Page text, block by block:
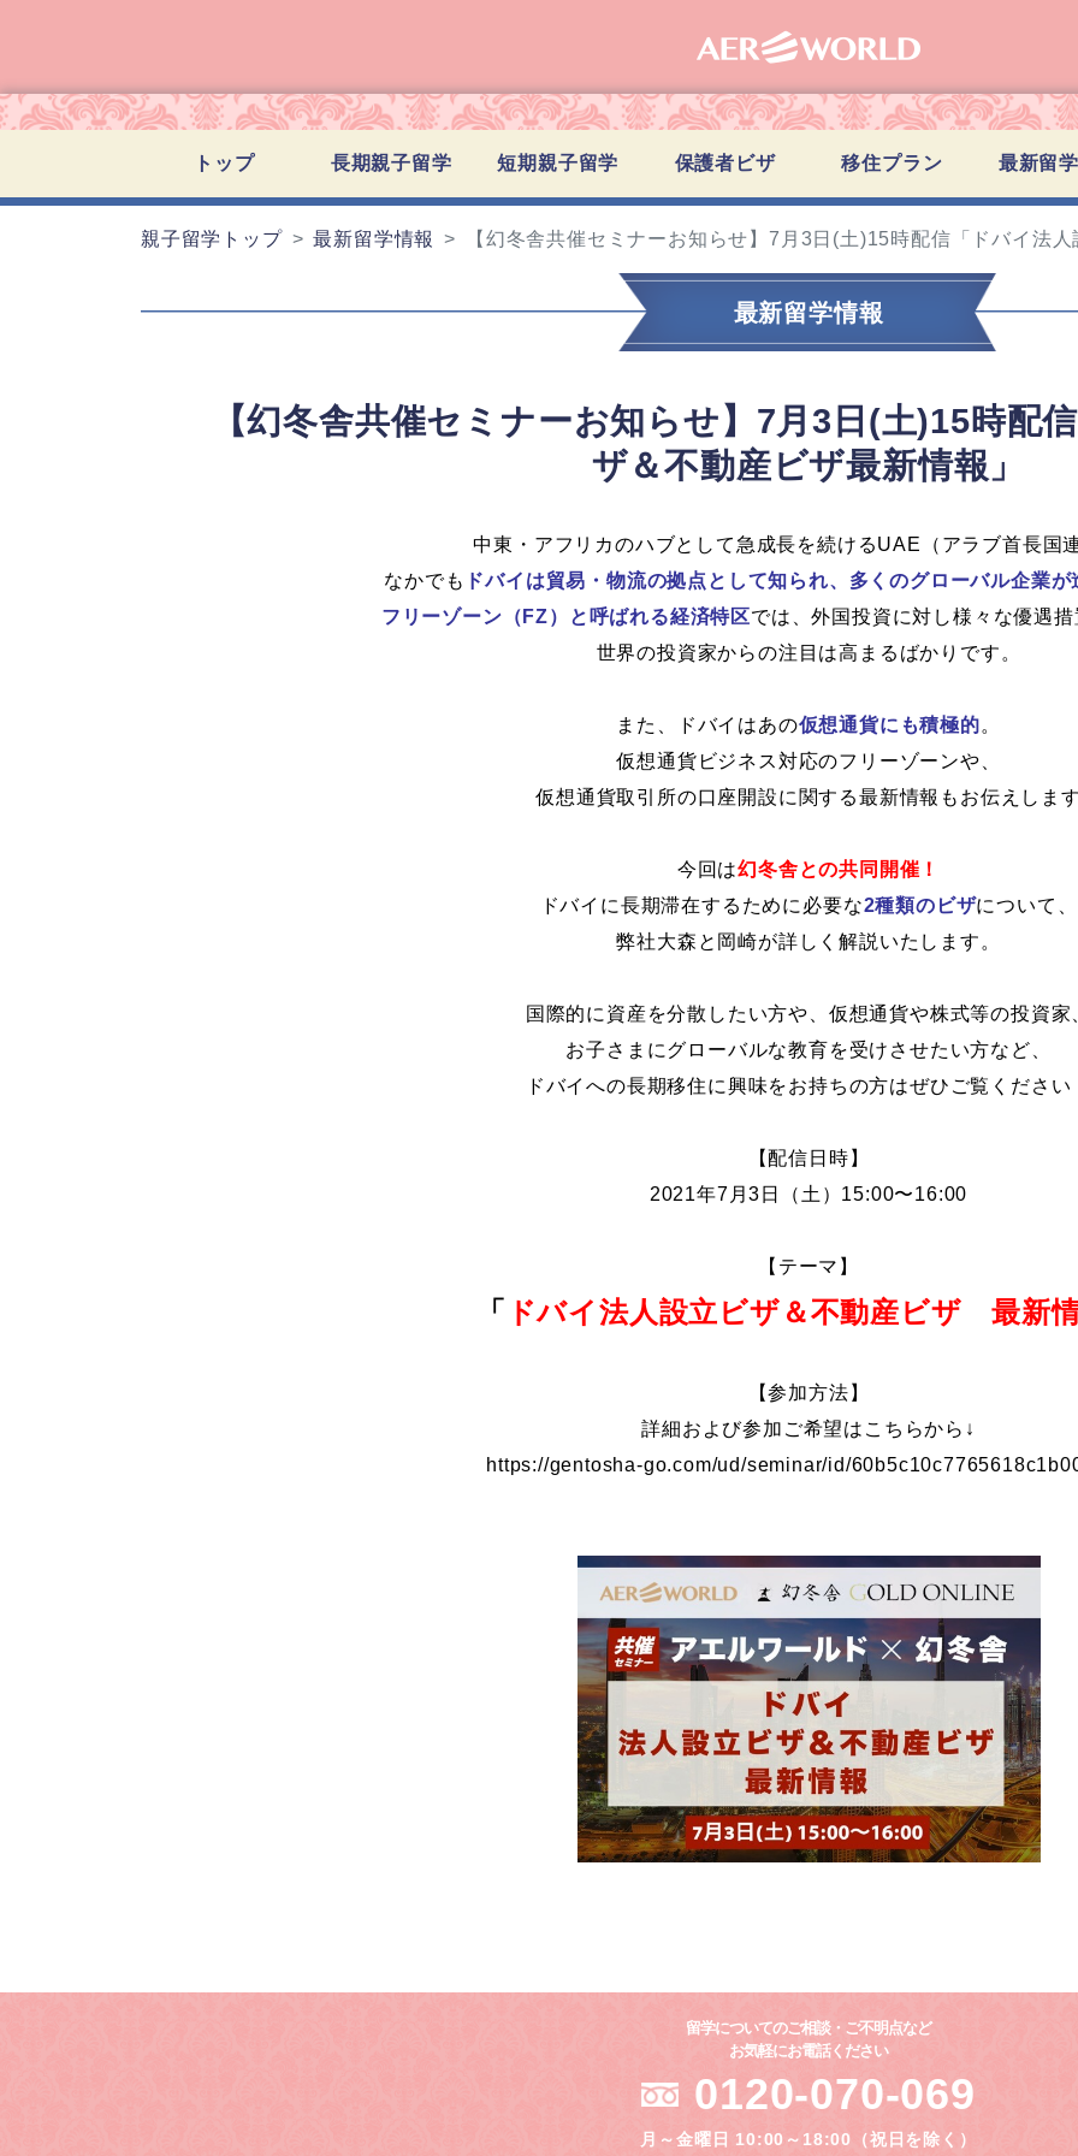
トップ 長期親子留学 短期親子留学 保護者ビザ 移住プラン 最新留
親子留学トップ 最新留学情報 【幻冬舎共催セミナーお知らせ】7月3日(土)15時配信「ドバイ法
最新留学情報
【幻冬舎共催セミナーお知らせ】7月3日(土)15時配
ザ＆不動産ビザ最新情報」
中東・アフリカのハブとして急成長を続けるUAE（アラブ首長国連
なかでも ドバイは貿易・物流の拠点として知られ、多くのグローバル企業が
フリーゾーン（FZ）と呼ばれる経済特区では、外国投資に対し様々な優遇措
世界の投資家からの注目は高まるばかりです。
また、ドバイはあの仮想通貨にも積極的。
仮想通貨ビジネス対応のフリーゾーンや、
仮想通貨取引所の口座開設に関する最新情報もお伝えします
今回は幻冬舎との共同開催！
ドバイに長期滞在するために必要な2種類のビザについて、
弊社大森と岡崎が詳しく解説いたします。
国際的に資産を分散したい方や、仮想通貨や株式等の投資家
お子さまにグローバルな教育を受けさせたい方など、
ドバイへの長期移住に興味をお持ちの方はぜひご覧ください
【配信日時】
2021年7月3日（土）15:00〜16:00
【テーマ】
「 ドバイ法人設立ビザ＆不動産ビザ 最新
【参加方法】
詳細および参加ご希望はこちらから↓
https://gentosha-go.com/ud/seminar/id/
留学についてのご相談・ご不明点など
お気軽にお電話ください
0120-070-069
月～金曜日 10:00～18:00（祝日を除く）